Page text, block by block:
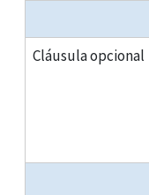
Cláusula opcional